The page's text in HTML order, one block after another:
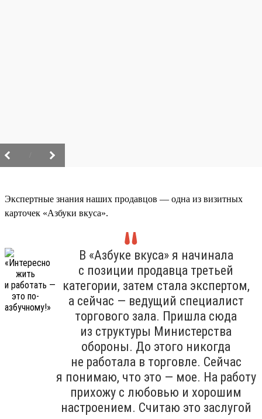
Экспертные знания наших продавцов — одна из визитных
карточек «Азбуки вкуса».
В «Азбуке вкуса» я начинала
с позиции продавца третьей
категории, затем стала экспертом,
а сейчас — ведущий специалист
торгового зала. Пришла сюда
из структуры Министерства
обороны. До этого никогда
не работала в торговле. Сейчас
я понимаю, что это — мое. На работу
прихожу с любовью и хорошим
настроением. Считаю это заслугой